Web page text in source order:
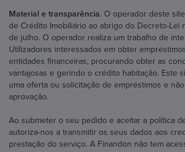
Material e transparência. O operador deste
de Crédito Imobiliário ao abrigo do Decreto-Lei
de julho. O operador realiza um trabalho de
Utilizadores interessados em obter
entidades financeiras, procurando obter as
vantajosas e gerindo o crédito habitação. Este
uma oferta ou solicitação de empréstimos e
aprovação.
Ao submeter o seu pedido e aceitar a política
autoriza-nos a transmitir os seus dados aos
prestação do serviço. A Finandon não tem